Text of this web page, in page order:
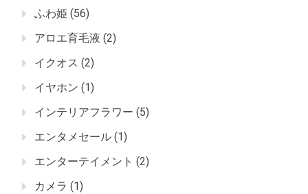
ふわ姫 (56)
アロエ育毛液 (2)
イクオス (2)
イヤホン (1)
インテリアフラワー (5)
エンタメセール (1)
エンターテイメント (2)
カメラ (1)